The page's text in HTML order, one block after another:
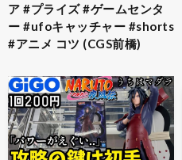
ア #プライズ #ゲームセンタ
ー #ufoキャッチャー #shorts
#アニメ コツ (CGS前橋)